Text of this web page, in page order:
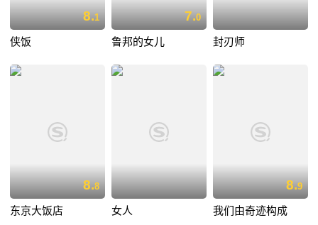
8.1
侠饭
7.0
鲁邦的女儿 封刃师
8.8
东京大饭店 女人
8.9
我们由奇迹构成